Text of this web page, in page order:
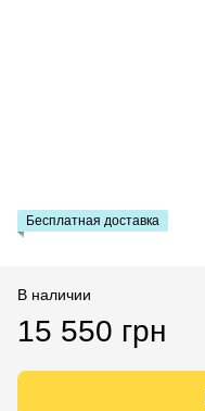
Бесплатная доставка
В наличии
15 550 грн